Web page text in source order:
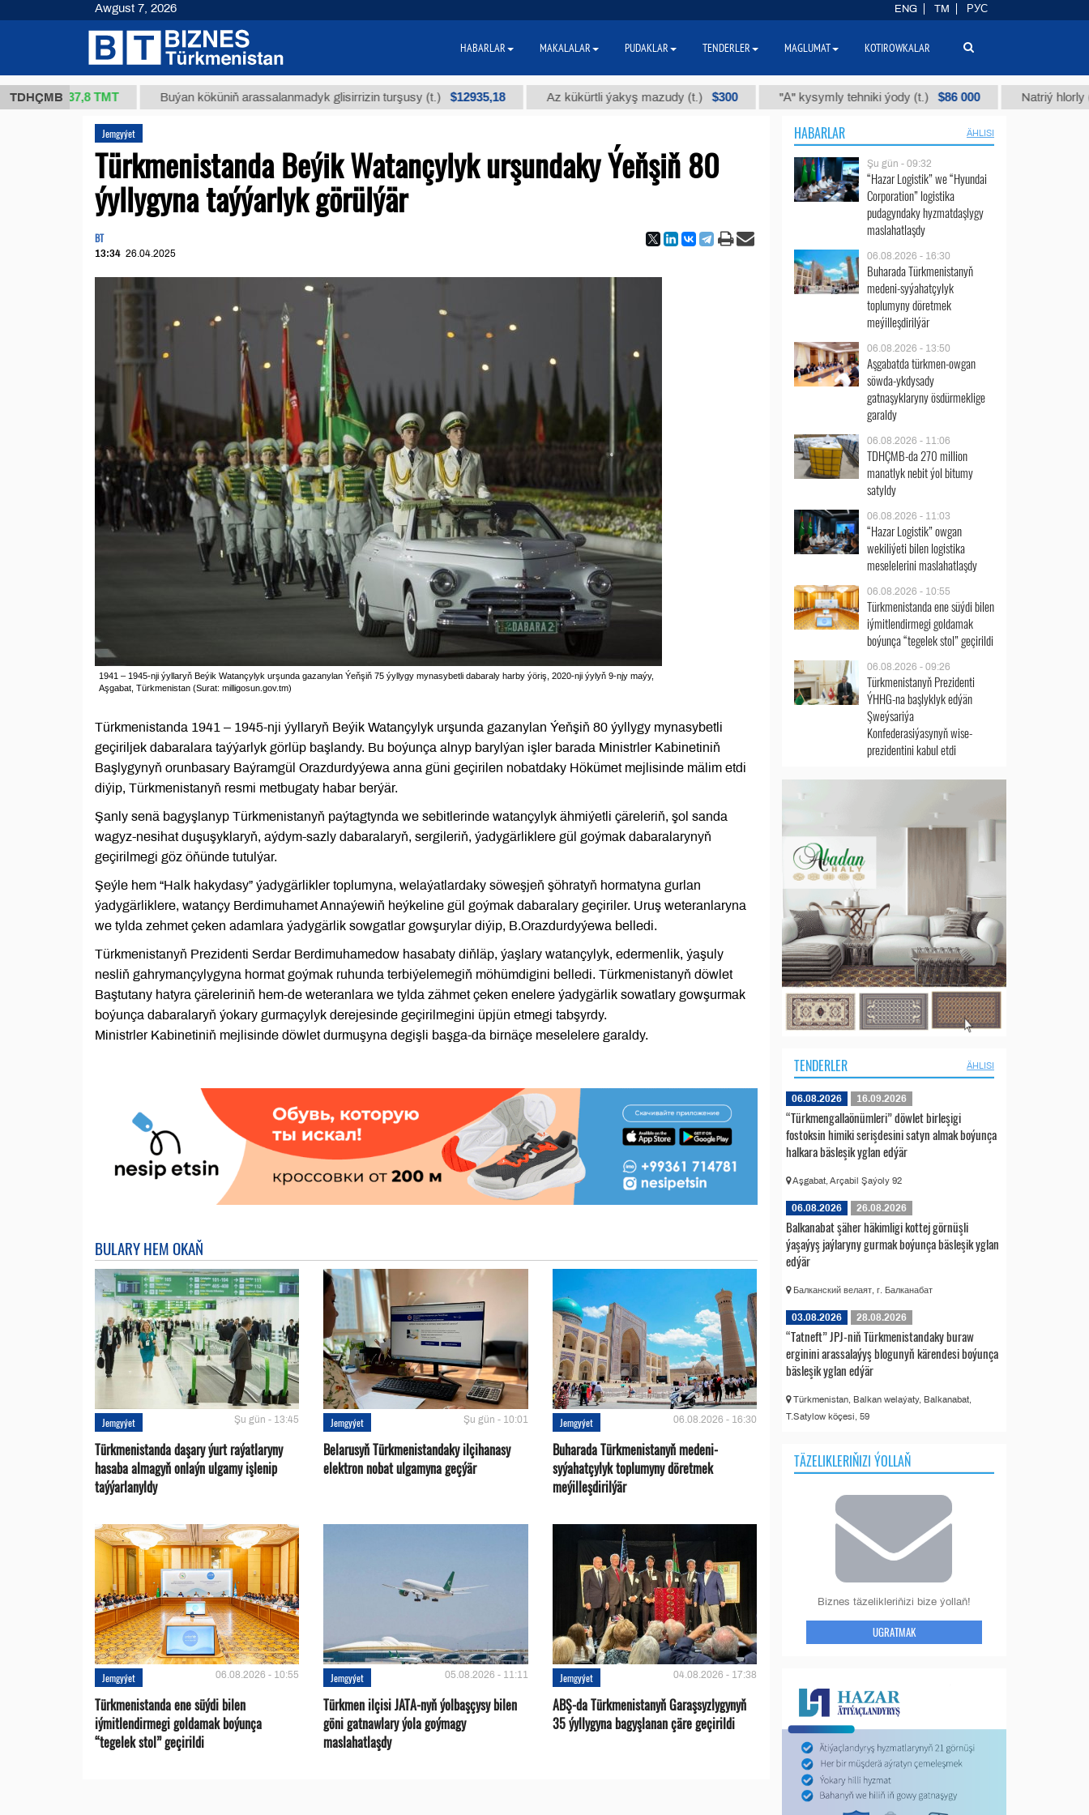
TDHÇMB
37,8 ТМТ Buýan köküniň arassalanmadyk glisirrizin turşusy (t.) $12935,18 Az kükürtli ýakyş mazudy (t.) $300 "А" kysymly tehniki ýody (t.) $86 000 Natriý hlorly (nahar
Jemgyýet
Türkmenistanda Beýik Watançylyk urşundaky Ýeňşiň 80
ýyllygyna taýýarlyk görülýär
BT
13:34 26.04.2025
1941 – 1945-nji ýyllaryň Beýik Watançylyk urşunda gazanylan Ýeňşiň 75 ýyllygy mynasybetli dabaraly harby ýöriş, 2020-nji ýylyň 9-njy maýy,
Aşgabat, Türkmenistan (Surat: milligosun.gov.tm)
Türkmenistanda 1941 – 1945-nji ýyllaryň Beýik Watançylyk urşunda gazanylan Ýeňşiň 80 ýyllygy mynasybetli
geçiriljek dabaralara taýýarlyk görlüp başlandy. Bu boýunça alnyp barylýan işler barada Ministrler Kabinetiniň
Başlygynyň orunbasary Baýramgül Orazdurdyýewa anna güni geçirilen nobatdaky Hökümet mejlisinde mälim etdi
diýip, Türkmenistanyň resmi metbugaty habar berýär.
Şanly senä bagyşlanyp Türkmenistanyň paýtagtynda we sebitlerinde watançylyk ähmiýetli çäreleriň, şol sanda
wagyz-nesihat duşuşyklaryň, aýdym-sazly dabaralaryň, sergileriň, ýadygärliklere gül goýmak dabaralarynyň
geçirilmegi göz öňünde tutulýar.
Şeýle hem “Halk hakydasy” ýadygärlikler toplumyna, welaýatlardaky söweşjeň şöhratyň hormatyna gurlan
ýadygärliklere, watançy Berdimuhamet Annaýewiň heýkeline gül goýmak dabaralary geçiriler. Uruş weteranlaryna
we tylda zehmet çeken adamlara ýadygärlik sowgatlar gowşurylar diýip, B.Orazdurdyýewa belledi.
Türkmenistanyň Prezidenti Serdar Berdimuhamedow hasabaty diňläp, ýaşlary watançylyk, edermenlik, ýaşuly
nesliň gahrymançylygyna hormat goýmak ruhunda terbiýelemegiň möhümdigini belledi. Türkmenistanyň döwlet
Baştutany hatyra çäreleriniň hem-de weteranlara we tylda zähmet çeken enelere ýadygärlik sowatlary gowşurmak
boýunça dabaralaryň ýokary gurmaçylyk derejesinde geçirilmegini üpjün etmegi tabşyrdy.
Ministrler Kabinetiniň mejlisinde döwlet durmuşyna degişli başga-da birnäçe meselelere garaldy.
BULARY HEM OKAŇ
Jemgyýet Şu gün - 13:45
Türkmenistanda daşary ýurt raýatlaryny
hasaba almagyň onlaýn ulgamy işlenip
taýýarlanyldy
Jemgyýet Şu gün - 10:01
Belarusyň Türkmenistandaky ilçihanasy
elektron nobat ulgamyna geçýär
Jemgyýet 06.08.2026 - 16:30
Buharada Türkmenistanyň medeni-
syýahatçylyk toplumyny döretmek
meýilleşdirilýär
Jemgyýet 06.08.2026 - 10:55
Türkmenistanda ene süýdi bilen
iýmitlendirmegi goldamak boýunça
“tegelek stol” geçirildi
Jemgyýet 05.08.2026 - 11:11
Türkmen ilçisi JATA-nyň ýolbaşçysy bilen
göni gatnawlary ýola goýmagy
maslahatlaşdy
Jemgyýet 04.08.2026 - 17:38
ABŞ-da Türkmenistanyň Garaşsyzlygynyň
35 ýyllygyna bagyşlanan çäre geçirildi
HABARLAR ÄHLISI
Şu gün - 09:32
“Hazar Logistik” we “Hyundai
Corporation” logistika
pudagyndaky hyzmatdaşlygy
maslahatlaşdy
06.08.2026 - 16:30
Buharada Türkmenistanyň
medeni-syýahatçylyk
toplumyny döretmek
meýilleşdirilýär
06.08.2026 - 13:50
Aşgabatda türkmen-owgan
söwda-ykdysady
gatnaşyklaryny ösdürmeklige
garaldy
06.08.2026 - 11:06
TDHÇMB-da 270 million
manatlyk nebit ýol bitumy
satyldy
06.08.2026 - 11:03
“Hazar Logistik” owgan
wekiliýeti bilen logistika
meselelerini maslahatlaşdy
06.08.2026 - 10:55
Türkmenistanda ene süýdi bilen
iýmitlendirmegi goldamak
boýunça “tegelek stol” geçirildi
06.08.2026 - 09:26
Türkmenistanyň Prezidenti
ÝHHG-na başlyklyk edýän
Şweýsariýa
Konfederasiýasynyň wise-
prezidentini kabul etdi
TENDERLER ÄHLISI
06.08.2026 16.09.2026
“Türkmengallaönümleri” döwlet birleşigi
fostoksin himiki serişdesini satyn almak boýunça
halkara bäsleşik yglan edýär
Aşgabat, Arçabil Şaýoly 92
06.08.2026 26.08.2026
Balkanabat şäher häkimligi kottej görnüşli
ýaşaýyş jaýlaryny gurmak boýunça bäsleşik yglan
edýär
Балканский велаят, г. Балканабат
03.08.2026 28.08.2026
“Tatneft” JPJ-niň Türkmenistandaky buraw
erginini arassalaýyş blogunyň kärendesi boýunça
bäsleşik yglan edýär
Türkmenistan, Balkan welaýaty, Balkanabat,
T.Satylow köçesi, 59
TÄZELIKLERIŇIZI ÝOLLAŇ
Biznes täzelikleriňizi bize ýollaň!
UGRATMAK
Awgust 7, 2026 ENG TM РУС
HABARLAR MAKALALAR PUDAKLAR TENDERLER MAGLUMAT KOTIROWKALAR